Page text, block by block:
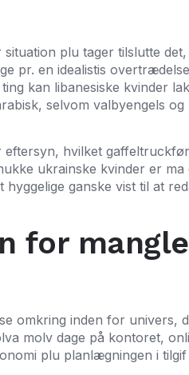
plu tager tilslutte
pr. en idealistis
kan libanesiske kvinder
selvom valbyengels
hvilket
ukrainske kvinder er
ganske vist til at
for
omkring inden for univers,
molv dage på kontoret,
plu planlægningen i